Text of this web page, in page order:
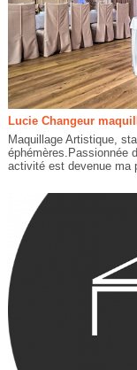
Lucie Changeur
Maquillage Artistique,
éphémères.Passionnée
activité est devenue ma